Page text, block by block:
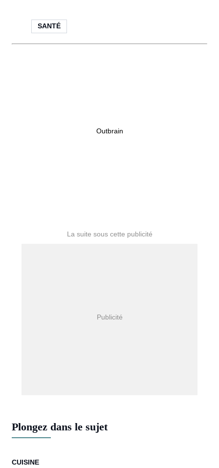
SANTÉ
Outbrain
Plongez dans le sujet
CUISINE